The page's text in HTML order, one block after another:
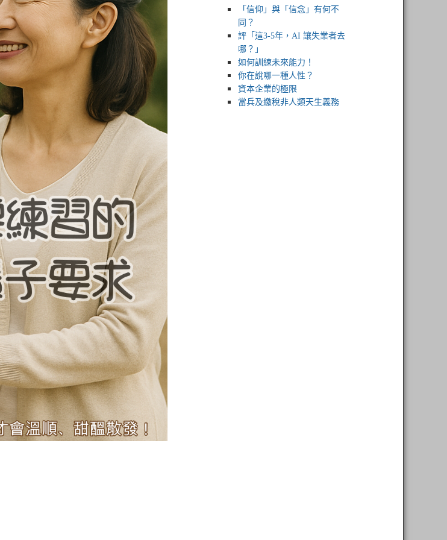
「信仰」與「信念」有何不
同？
評「這3-5年，AI 讓失業者去
哪？」
如何訓練未來能力！
你在說哪一種人性？
資本企業的極限
當兵及繳稅非人類天生義務